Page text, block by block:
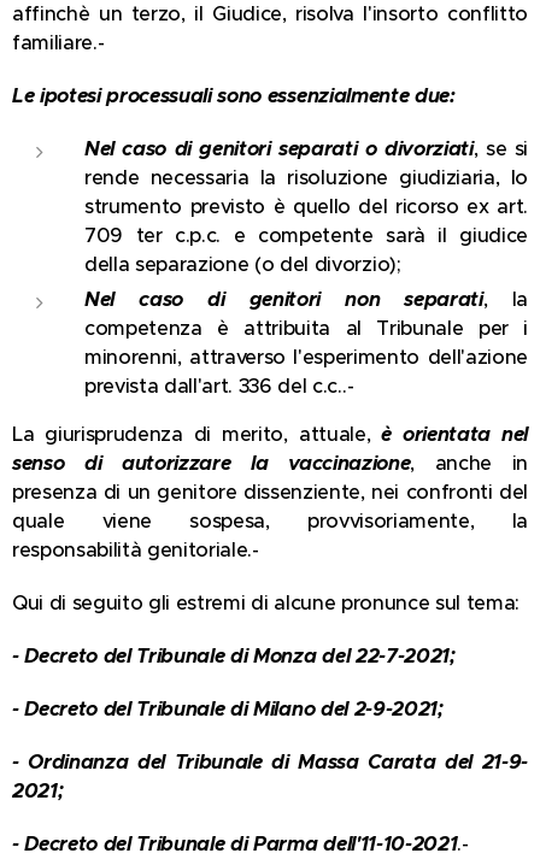
affinchè un terzo, il Giudice, risolva l'insorto conflitto
familiare.-
Le ipotesi processuali sono essenzialmente due:
Nel caso di genitori separati o divorziati, se si
rende necessaria la risoluzione giudiziaria, lo
strumento previsto è quello del ricorso ex art.
709 ter c.p.c. e competente sarà il giudice
della separazione (o del divorzio);
Nel caso di genitori non separati, la
competenza è attribuita al Tribunale per i
minorenni, attraverso l'esperimento dell'azione
prevista dall'art. 336 del c.c..-
La giurisprudenza di merito, attuale,è orientata nel
senso di autorizzare la vaccinazione, anche in
presenza di un genitore dissenziente, nei confronti del
quale viene sospesa, provvisoriamente, la
responsabilità genitoriale.-
Qui di seguito gli estremi di alcune pronunce sul tema:
- Decreto del Tribunale di Monza del 22-7-2021;
- Decreto del Tribunale di Milano del 2-9-2021;
- Ordinanza del Tribunale di Massa Carata del 21-9-
2021;
- Decreto del Tribunale di Parma dell'11-10-2021.-